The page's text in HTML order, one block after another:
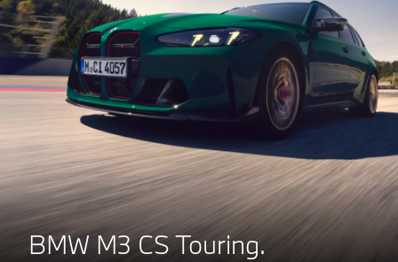
BMW M3 CS Touring.